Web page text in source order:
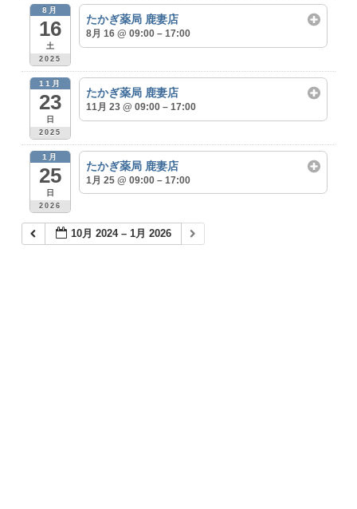
8月
16
土
2025
たかぎ薬局 鹿妻店
8月 16 @ 09:00 – 17:00
11月
23
日
2025
たかぎ薬局 鹿妻店
11月 23 @ 09:00 – 17:00
1月
25
日
2026
たかぎ薬局 鹿妻店
1月 25 @ 09:00 – 17:00
10月 2024 – 1月 2026